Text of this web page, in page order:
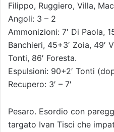
Filippo, Ruggiero, Villa,
Angoli: 3 – 2
Ammonizioni: 7′ Di Paola,
Banchieri, 45+3′ Zoia, 49′
Tonti, 86′ Foresta.
Espulsioni: 90+2′ Tonti
Recupero: 3′ – 7′
Pesaro. Esordio con
targato Ivan Tisci che